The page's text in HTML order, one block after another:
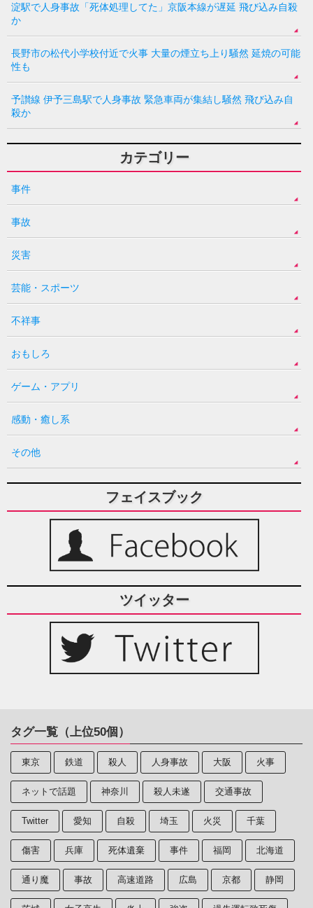
淀駅で人身事故「死体処理してた」京阪本線が遅延 飛び込み自殺
か
長野市の松代小学校付近で火事 大量の煙立ち上り騒然 延焼の可能
性も
予讃線 伊予三島駅で人身事故 緊急車両が集結し騒然 飛び込み自
殺か
カテゴリー
事件
事故
災害
芸能・スポーツ
不祥事
おもしろ
ゲーム・アプリ
感動・癒し系
その他
フェイスブック
ツイッター
タグ一覧（上位50個）
東京 鉄道 殺人 人身事故 大阪 火事
ネットで話題 神奈川 殺人未遂 交通事故
Twitter 愛知 自殺 埼玉 火災 千葉
傷害 兵庫 死体遺棄 事件 福岡 北海道
通り魔 事故 高速道路 広島 京都 静岡